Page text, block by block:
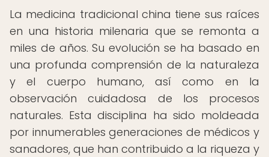
La medicina tradicional china tiene sus raíces
en una historia milenaria que se remonta a
miles de años. Su evolución se ha basado en
una profunda comprensión de la naturaleza
y el cuerpo humano, así como en la
observación cuidadosa de los procesos
naturales. Esta disciplina ha sido moldeada
por innumerables generaciones de médicos y
sanadores, que han contribuido a la riqueza y